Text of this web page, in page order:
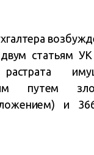
статьям
растрата
путем
и